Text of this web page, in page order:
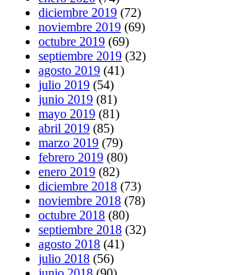
diciembre 2019 (72)
noviembre 2019 (69)
octubre 2019 (69)
septiembre 2019 (32)
agosto 2019 (41)
julio 2019 (54)
junio 2019 (81)
mayo 2019 (81)
abril 2019 (85)
marzo 2019 (79)
febrero 2019 (80)
enero 2019 (82)
diciembre 2018 (73)
noviembre 2018 (78)
octubre 2018 (80)
septiembre 2018 (32)
agosto 2018 (41)
julio 2018 (56)